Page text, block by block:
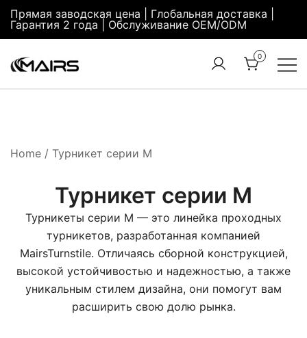
Прямая заводская цена | Глобальная доставка |
Гарантия 2 года | Обслуживание OEM/ODM
Turnstile
Turnstile
Access
Control
0
Home / Турникет серии М
Турникет серии М
Турникеты серии M — это линейка проходных
турникетов, разработанная компанией
MairsTurnstile. Отличаясь сборной конструкцией,
высокой устойчивостью и надежностью, а также
уникальным стилем дизайна, они помогут вам
расширить свою долю рынка.